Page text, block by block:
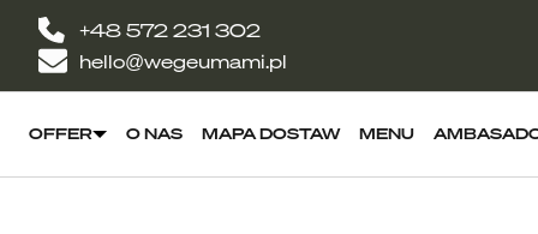
+48 572 231 302
hello@wegeumami.pl
OFFER O NAS MAPA DOSTAW MENU